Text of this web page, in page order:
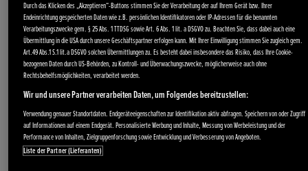
Stromerzeuger
Wasserpumpen
Angebote
Schneefräsen
Service
Durch das Klicken des „Akzeptieren“-Buttons stimmen Sie der Verarbeitung der auf Ihrem Gerät bzw. Ihrer
Endeinrichtung gespeicherten Daten wie z.B. persönlichen Identifikatoren oder IP-Adressen für die benannten
Verarbeitungszwecke gem. § 25 Abs. 1 TTDSG sowie Art. 6 Abs. 1 lit. a DSGVO zu. Beachten Sie, dass dabei auch eine
Übermittlung in die USA durch unsere Geschäftspartner erfolgen kann. Mit Ihrer Einwilligung stimmen Sie zugleich gem.
Art.49 Abs.1 S.1 lit.a DSGVO solchen Übermittlungen zu. Es besteht dabei insbesondere das Risiko, dass Ihre Cookie-
bezogenen Daten durch US-Behörden, zu Kontroll- und Überwachungszwecke, möglicherweise auch ohne
Rechtsbehelfsmöglichkeiten, verarbeitet werden.
Wir und unsere Partner verarbeiten Daten, um Folgendes bereitzustellen:
Verwendung genauer Standortdaten. Endgeräteeigenschaften zur Identifikation aktiv abfragen. Speichern von oder Zugriff
auf Informationen auf einem Endgerät. Personalisierte Werbung und Inhalte, Messung von Werbeleistung und der
Performance von Inhalten, Zielgruppenforschung sowie Entwicklung und Verbesserung von Angeboten.
Liste der Partner (Lieferanten)